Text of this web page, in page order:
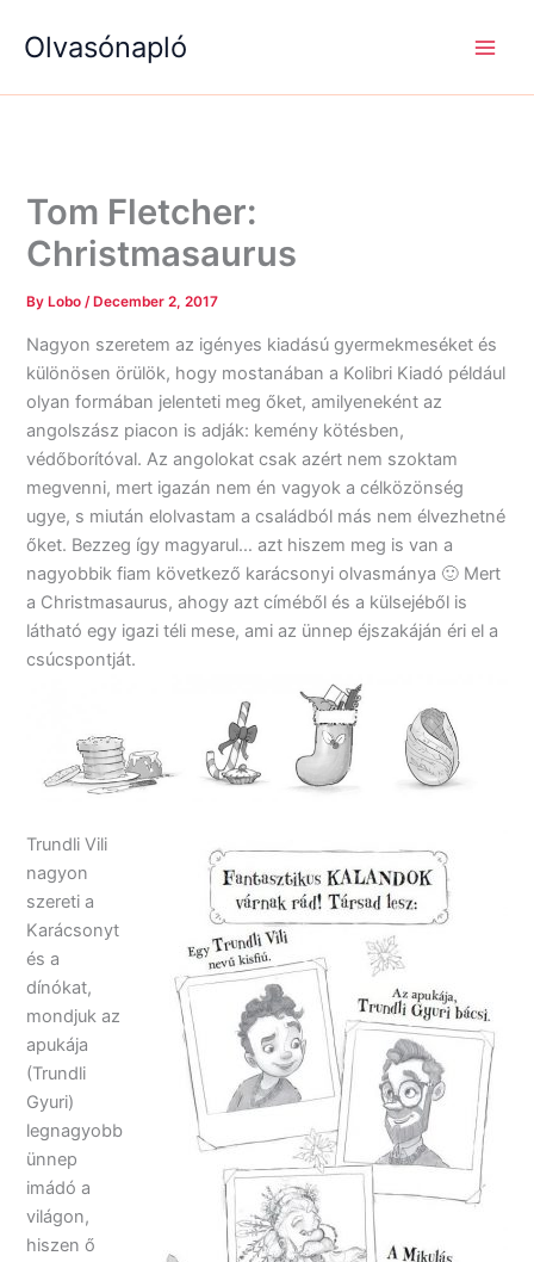
Olvasónapló
Tom Fletcher:
Christmasaurus
By Lobo/ December 2, 2017
Nagyon szeretem az igényes kiadású gyermekmeséket és
különösen örülök, hogy mostanában a Kolibri Kiadó például
olyan formában jelenteti meg őket, amilyeneként az
angolszász piacon is adják: kemény kötésben,
védőborítóval. Az angolokat csak azért nem szoktam
megvenni, mert igazán nem én vagyok a célközönség
ugye, s miután elolvastam a családból más nem élvezhetné
őket. Bezzeg így magyarul… azt hiszem meg is van a
nagyobbik fiam következő karácsonyi olvasmánya 🙂 Mert
a Christmasaurus, ahogy azt címéből és a külsejéből is
látható egy igazi téli mese, ami az ünnep éjszakáján éri el a
csúcspontját.
Trundli Vili
nagyon
szereti a
Karácsonyt
és a
dínókat,
mondjuk az
apukája
(Trundli
Gyuri)
legnagyobb
ünnep
imádó a
világon,
hiszen ő
e
a
é
g
k
é
g
k